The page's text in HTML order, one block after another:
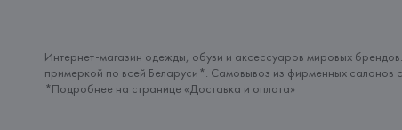
Интернет-магазин одежды, обуви и аксессуаров мировых
примеркой по всей Беларуси*. Самовывоз из фирменных салонов
*Подробнее на странице «Доставка и оплата»